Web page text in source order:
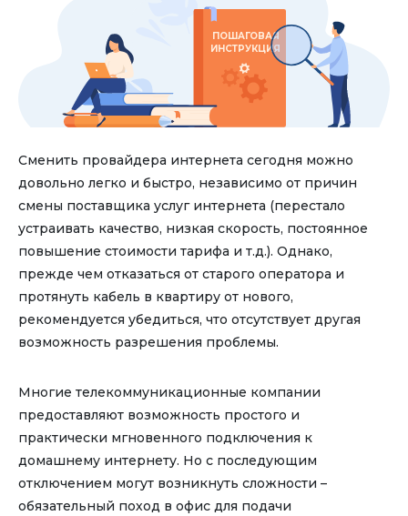
ПОШАГОВАЯ
ИНСТРУКЦИЯ
Сменить провайдера интернета сегодня можно
довольно легко и быстро, независимо от причин
смены поставщика услуг интернета (перестало
устраивать качество, низкая скорость, постоянное
повышение стоимости тарифа и т.д.). Однако,
прежде чем отказаться от старого оператора и
протянуть кабель в квартиру от нового,
рекомендуется убедиться, что отсутствует другая
возможность разрешения проблемы.
Многие телекоммуникационные компании
предоставляют возможность простого и
практически мгновенного подключения к
домашнему интернету. Но с последующим
отключением могут возникнуть сложности –
обязательный поход в офис для подачи